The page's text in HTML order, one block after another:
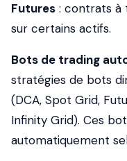
Futures : contrats à
sur certains actifs.
Bots de trading
stratégies de bots
(DCA, Spot Grid,
Infinity Grid). Ces
automatiquement